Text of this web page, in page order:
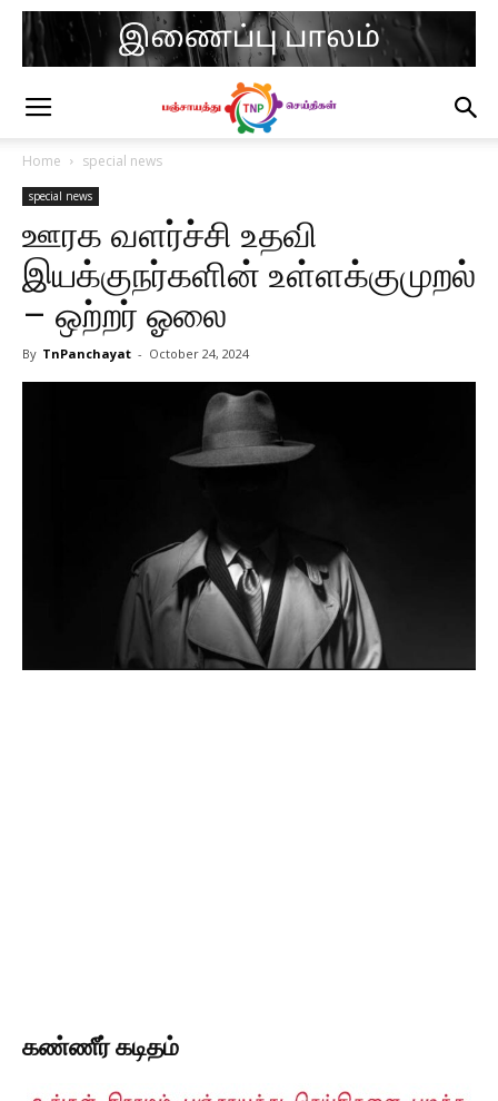
Home special news
special news
ஊரக வளர்ச்சி உதவி
இயக்குநர்களின் உள்ளக்குமுறல்
– ஒற்றர் ஓலை
By TnPanchayat - October 24, 2024
கண்ணீர் கடிதம்